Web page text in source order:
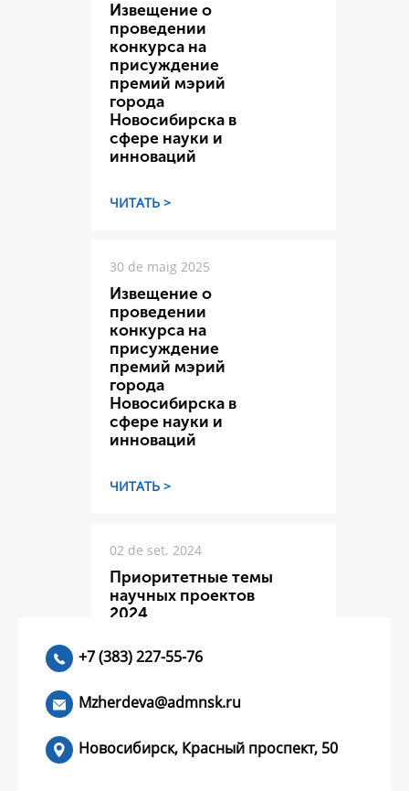
Извещение о
проведении
конкурса на
присуждение
премий мэрий
города
Новосибирска в
сфере науки и
инноваций
ЧИТАТЬ >
30 de maig 2025
Извещение о
проведении
конкурса на
присуждение
премий мэрий
города
Новосибирска в
сфере науки и
инноваций
ЧИТАТЬ >
02 de set. 2024
Приоритетные темы
научных проектов
2024
ЧИТАТЬ >
+7 (383) 227-55-76
Mzherdeva@admnsk.ru
Новосибирск, Красный проспект, 50